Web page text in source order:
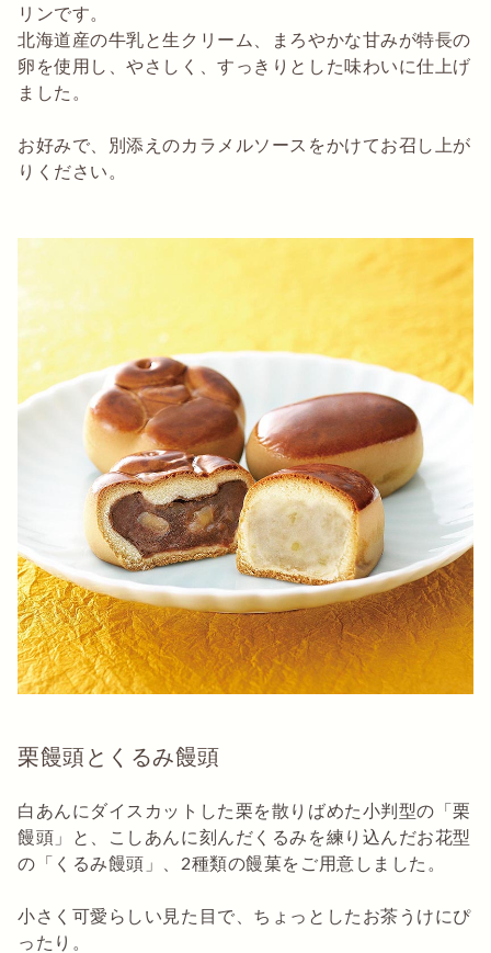
リンです。
北海道産の牛乳と生クリーム、まろやかな甘みが特長の
卵を使用し、やさしく、すっきりとした味わいに仕上げ
ました。
お好みで、別添えのカラメルソースをかけてお召し上が
りください。
栗饅頭とくるみ饅頭
白あんにダイスカットした栗を散りばめた小判型の「栗
饅頭」と、こしあんに刻んだくるみを練り込んだお花型
の「くるみ饅頭」、2種類の饅菓をご用意しました。
小さく可愛らしい見た目で、ちょっとしたお茶うけにぴ
ったり。